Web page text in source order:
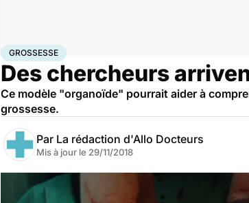
AccueilSantéMaladies
GROSSESSE
Des chercheurs
Ce modèle "organoïde" pourrait aider à
grossesse.
Par La rédaction d'Allo Docteurs
Mis à jour le 29/11/2018